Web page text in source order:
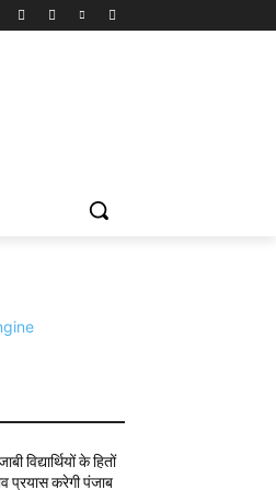
विद्यार्थियों के हितों
प्रयास करेगी पंजाब